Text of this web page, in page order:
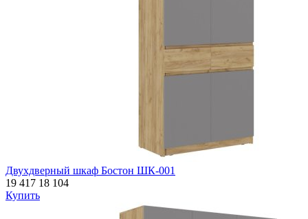
Двухдверный шкаф Бостон ШК-001
19 417 18 104
Купить